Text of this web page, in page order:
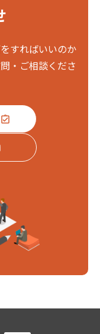
すればいいのか
・ご相談くださ
assignment_turned_in